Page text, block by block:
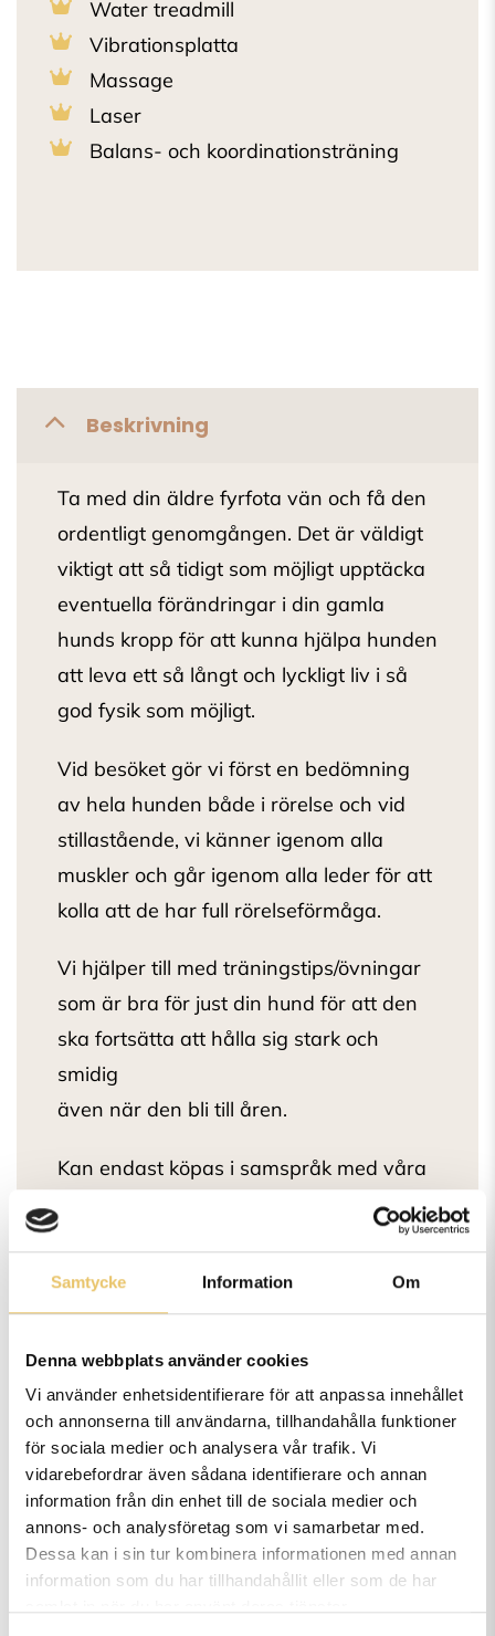
Samtycke Information Om
Denna webbplats använder cookies
Vi använder enhetsidentifierare för att anpassa innehållet
och annonserna till användarna, tillhandahålla funktioner
för sociala medier och analysera vår trafik. Vi
vidarebefordrar även sådana identifierare och annan
information från din enhet till de sociala medier och
annons- och analysföretag som vi samarbetar med.
Dessa kan i sin tur kombinera informationen med annan
information som du har tillhandahållit eller som de har
Water treadmill
Vibrationsplatta
Massage
Laser
Balans- och koordinationsträning
Beskrivning
Ta med din äldre fyrfota vän och få den
ordentligt genomgången. Det är väldigt
viktigt att så tidigt som möjligt upptäcka
eventuella förändringar i din gamla
hunds kropp för att kunna hjälpa hunden
att leva ett så långt och lyckligt liv i så
god fysik som möjligt.
Vid besöket gör vi först en bedömning
av hela hunden både i rörelse och vid
stillastående, vi känner igenom alla
muskler och går igenom alla leder för att
kolla att de har full rörelseförmåga.
Vi hjälper till med träningstips/övningar
som är bra för just din hund för att den
ska fortsätta att hålla sig stark och
smidig
även när den bli till åren.
Kan endast köpas i samspråk med våra
Vanliga frågor och svar
När startar nästa
kurs/utbildning?